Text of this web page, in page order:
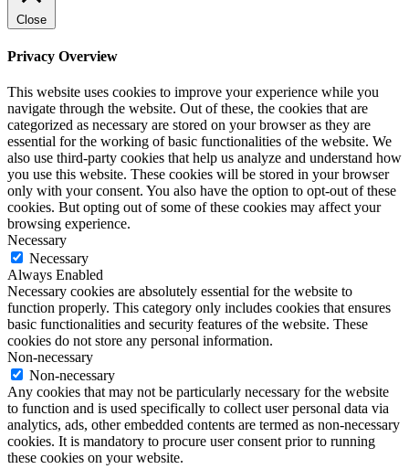
Close
Privacy Overview
This website uses cookies to improve your experience while you
navigate through the website. Out of these, the cookies that are
categorized as necessary are stored on your browser as they are
essential for the working of basic functionalities of the website. We
also use third-party cookies that help us analyze and understand how
you use this website. These cookies will be stored in your browser
only with your consent. You also have the option to opt-out of these
cookies. But opting out of some of these cookies may affect your
browsing experience.
Necessary
Necessary
Always Enabled
Necessary cookies are absolutely essential for the website to
function properly. This category only includes cookies that ensures
basic functionalities and security features of the website. These
cookies do not store any personal information.
Non-necessary
Non-necessary
Any cookies that may not be particularly necessary for the website
to function and is used specifically to collect user personal data via
analytics, ads, other embedded contents are termed as non-necessary
cookies. It is mandatory to procure user consent prior to running
these cookies on your website.